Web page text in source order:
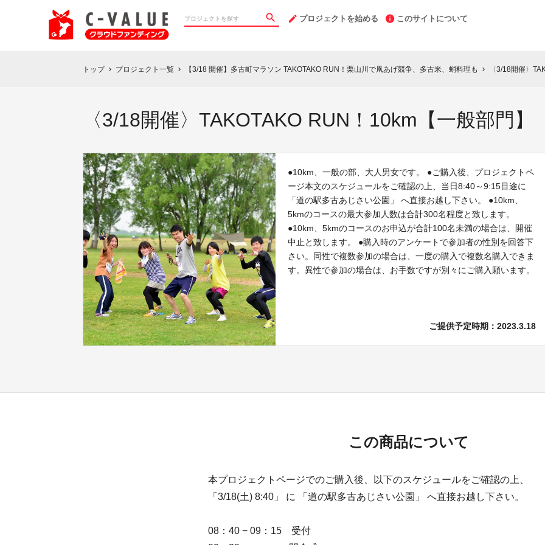
プロジェクトを始める このサイトについて
トップ chevron_right プロジェクト一覧 chevron_right 【3/18 開催】多古町マラソン TAKOTAKO RUN！栗山川で凧あげ競争、多古米、蛸料理も chevron_right 〈3/18開催〉
〈3/18開催〉TAKOTAKO RUN！10km【一般部門】
●10km、一般の部、大人男女です。 ●ご購入後、プロジェクトペ
ージ本文のスケジュールをご確認の上、当日8:40～9:15目途に
「道の駅多古あじさい公園」 へ直接お越し下さい。 ●10km、
5kmのコースの最大参加人数は合計300名程度と致します。
●10km、5kmのコースのお申込が合計100名未満の場合は、開催
中止と致します。 ●購入時のアンケートで参加者の性別を回答下
さい。同性で複数参加の場合は、一度の購入で複数名購入できま
す。異性で参加の場合は、お手数ですが別々にご購入願います。
ご提供予定時期：2023.3.18
この商品について
本プロジェクトページでのご購入後、以下のスケジュールをご確認の上、
「3/18(土) 8:40」 に 「道の駅多古あじさい公園」 へ直接お越し下さい。
08：40 − 09：15 受付